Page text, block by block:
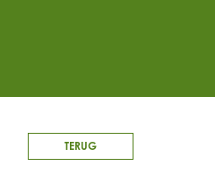
TERUG